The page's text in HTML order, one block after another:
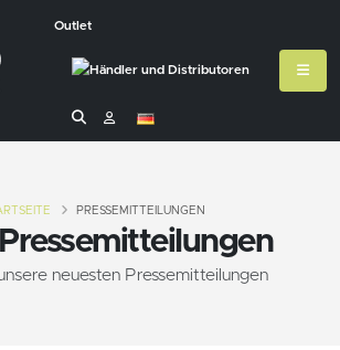
Outlet
Pressemitteilungen
neuesten Pressemitteilungen
PRESSEMITTEILUNGEN